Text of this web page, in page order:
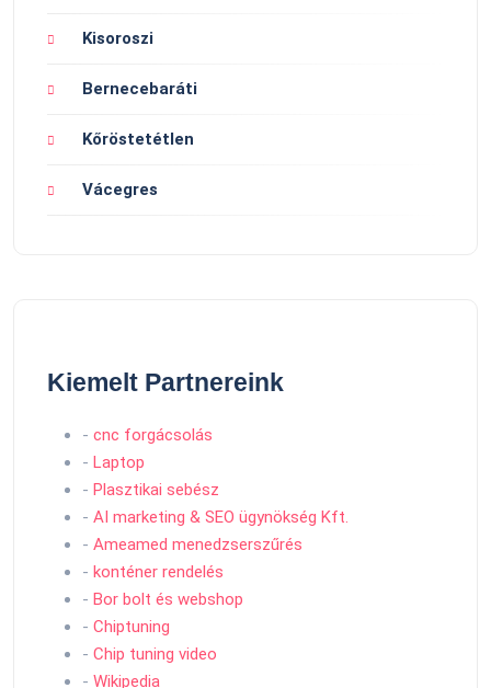
Kisoroszi
Bernecebaráti
Kőröstetétlen
Vácegres
Kiemelt Partnereink
- cnc forgácsolás
- Laptop
- Plasztikai sebész
- AI marketing & SEO ügynökség Kft.
- Ameamed menedzserszűrés
- konténer rendelés
- Bor bolt és webshop
- Chiptuning
- Chip tuning video
- Wikipedia